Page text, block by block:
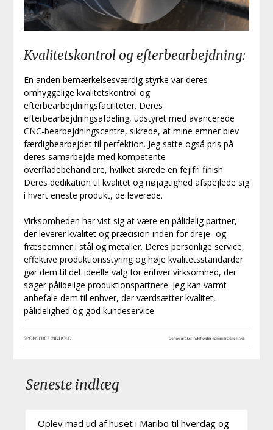
Kvalitetskontrol og efterbearbejdning:
En anden bemærkelsesværdig styrke var deres
omhyggelige kvalitetskontrol og
efterbearbejdningsfaciliteter. Deres
efterbearbejdningsafdeling, udstyret med avancerede
CNC-bearbejdningscentre, sikrede, at mine emner blev
færdigbearbejdet til perfektion. Jeg satte også pris på
deres samarbejde med kompetente
overfladebehandlere, hvilket sikrede en fejlfri finish.
Deres dedikation til kvalitet og nøjagtighed afspejlede sig
i hvert eneste produkt, de leverede.
Virksomheden har vist sig at være en pålidelig partner,
der leverer kvalitet og præcision inden for dreje- og
fræseemner i stål og metaller. Deres personlige service,
effektive produktionsstyring og høje kvalitetsstandarder
gør dem til det ideelle valg for enhver virksomhed, der
søger pålidelige produktionspartnere. Jeg kan varmt
anbefale dem til enhver, der værdsætter kvalitet,
pålidelighed og god kundeservice.
Seneste indlæg
Oplev mad ud af huset i Maribo til hverdag og